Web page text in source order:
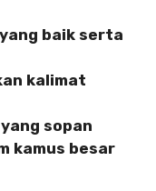
baik serta
kalimat
sopan
kamus besar